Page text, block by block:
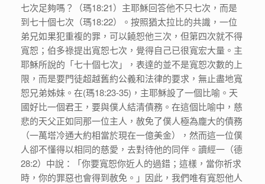
七次足夠嗎？（瑪18:21）主耶穌回答他不只七次，而是
到七十個七次（瑪18:22）。按照猶太拉比的共識，一位
弟兄如果犯重複的罪，可以饒恕他三次，但第四次就不得
寬恕；伯多祿提出寬恕七次，覺得自己已很寬宏大量。主
耶穌所說的「七十個七次」，表達的並不是寬恕次數的上
限，而是要門徒超越舊約公義和法律的要求，無止盡地寬
恕兄弟姊妹。在(瑪18:23-35)，主耶穌設了一個比喻。天
國好比一個君王，要與僕人結清債務。在這個比喻中，慈
悲的天父正如同那一位主人，赦免了僕人極為龐大的債務
（一萬塔冷通大約相當於現在一億美金），然而這一位僕
人卻不懂得以相同的慈愛，去對待他的同伴。讀經一（德
28:2）中說：「你要寬恕你近人的過錯；這樣，當你祈求
時，你的罪惡也會得到赦免。」因此，我們唯有寬恕他人